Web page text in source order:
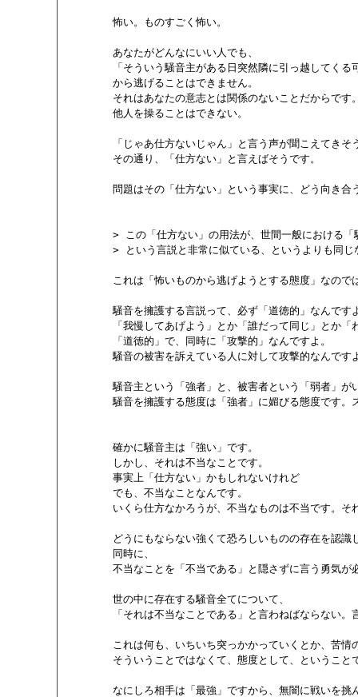
        怖い。ものすごく怖い。
        あなたがどんなにいい人でも、
「そういう騒音主がある日突然隣に引っ越してくる
        から逃げることはできません。
それはあなたの意志とは関係のないことだからです
        他人を操ることはできない。
「じゃあ仕方ないじゃん」と言う声が聞こえてきそ
        その通り、「仕方ない」と言えばそうです。
問題はその「仕方ない」という事実に、どう向き合
> この「仕方ない」の用法が、世間一般における「
> という言説と非常に似ている、というよりも同じ
これは「怖いものから逃げようとする態度」なので
騒音を擁護する言説って、必ず「道徳的」なんです
「我慢してあげよう」とか「誰だって同じ」とか「
        「道徳的」で、同時に「攻撃的」なんですよ。
騒音の被害を訴えている人に対して攻撃的なんです
騒音主という「強者」と、被害者という「弱者」が
騒音を擁護する態度は「強者」に媚びる態度です。
        確かに騒音主は「強い」です。
        しかし、それは不当なことです。
        事実上「仕方ない」かもしれないけれど
        でも、不当なことなんです。
いくら仕方なかろうが、不当なものは不当です。そ
どうにもならない強くて恐ろしいものの存在を認識
        同時に、
不当なことを「不当である」と隠さずに言う勇気が
        世の中に存在する騒音全てについて、
「それは不当なことである」と言わねばならない。
これは何も、いちいち突っかかっていくとか、苦情
そういうことではなくて、態度として、ということ
なにしろ相手は「最強」ですから、無闇に戦いを挑